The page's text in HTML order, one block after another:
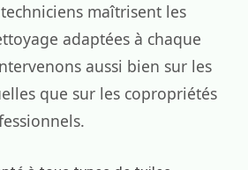
maîtrisent les
adaptées à chaque
aussi bien sur les
que sur les copropriétés